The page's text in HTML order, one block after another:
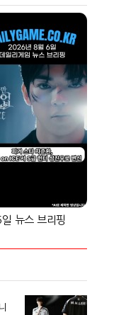
뉴스 브리핑